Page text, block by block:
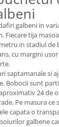
galbeni in
Fiecare tija
in stadiul de
cu margini
saptamanale si
Bobocii sunt
24 de
Pe masura ce
capata o
galbene